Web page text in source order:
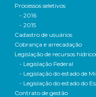
Processos seletivos
- 2016
- 2015
Cadastro de usuários
Cobrança e arrecadação
Legislação de recursos
- Legislação Federal
- Legislação do estado de
- Legislação do estado do
Contrato de gestão